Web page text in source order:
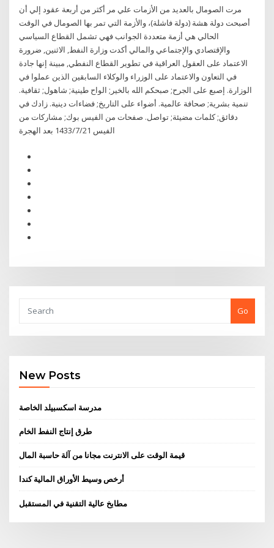
مرت الصومال بالعديد من الأزمات علي مر أكثر من أربعة عقود إلي أن
أصبحت دولة هشة (دولة فاشلة)، والأزمة التي تمر بها الصومال في الوقت
الحالي هي أزمة متعددة الجوانب فهي تشمل القطاع السياسي
والإقتصادي والإجتماعي والمالي أكدت وزارة النفط, الاثنين, ضرورة
الاعتماد على العقول العراقية في تطوير القطاع النفطي, مبينة إنها جادة
في التعاون والاعتماد على الوزراء والوكلاء السابقين الذين عملوا في
الوزارة. إصبع على الجرح; صبحكم الله بالخير; الواح طينية; شاهول; ثقافية.
تنمية بشرية; صحافة عالمية. أضواء على التاريخ; فضاءات دينية. زادك في
دقائق; كلمات مضيئة; تواصل. صفحات من الفيس بوك; مشاركات من
الفيس 21‏‏/7‏‏/1433 بعد الهجرة
Go
New Posts
مدرسة اسكسبيلد الخاصة
طرق إنتاج النفط الخام
قيمة الوقت على الانترنت مجانا من آلة حاسبة المال
أرخص وسيط الأوراق المالية كندا
مطابخ عالية التقنية في المستقبل